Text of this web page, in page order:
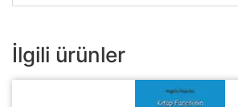
İlgili ürünler